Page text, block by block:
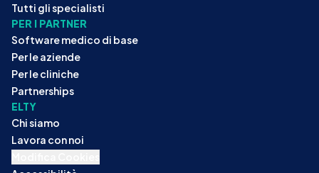
Tutti gli specialisti
PER I PARTNER
Software medico di base
Per le aziende
Per le cliniche
Partnerships
ELTY
Chi siamo
Lavora con noi